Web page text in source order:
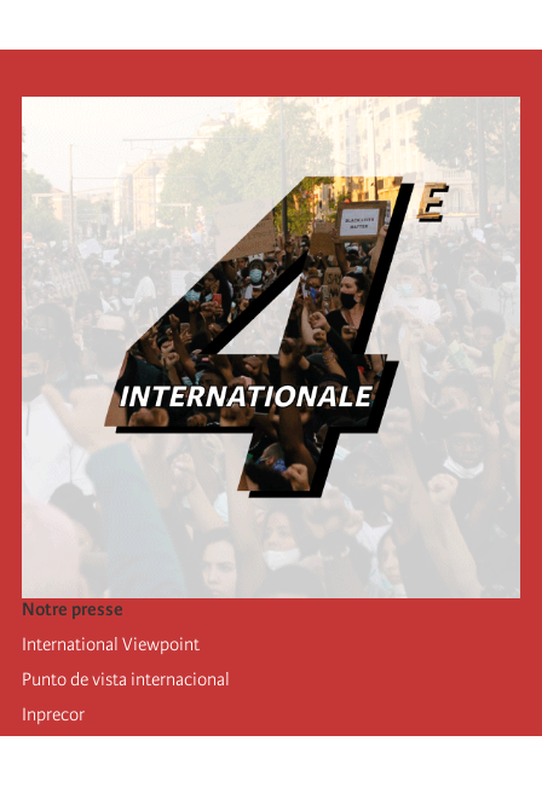
Notre presse
International Viewpoint
Punto de vista internacional
Inprecor